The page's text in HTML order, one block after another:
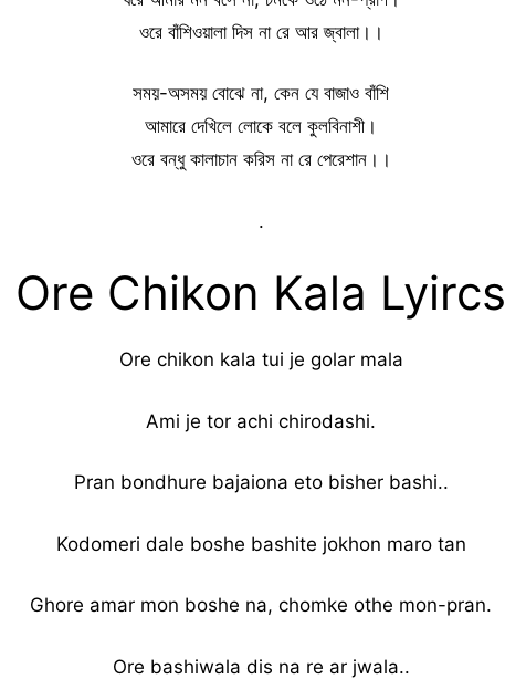
ওরে বাঁশিওয়ালা দিস না রে আর জ্বালা।।
সময়-অসময় বোঝে না, কেন যে বাজাও বাঁশি
আমারে দেখিলে লোকে বলে কুলবিনাশী।
ওরে বন্ধু কালাচান করিস না রে পেরেশান।।
.
Ore Chikon Kala Lyircs
Ore chikon kala tui je golar mala
Ami je tor achi chirodashi.
Pran bondhure bajaiona eto bisher bashi..
Kodomeri dale boshe bashite jokhon maro tan
Ghore amar mon boshe na, chomke othe mon-pran.
Ore bashiwala dis na re ar jwala..